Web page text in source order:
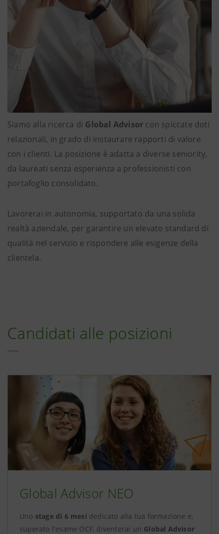
Siamo alla ricerca di Global Advisor con spiccate doti
relazionali, in grado di instaurare rapporti di valore
con i clienti. La posizione è adatta a diverse seniority,
da laureati senza esperienza a professionisti con
portafoglio consolidato.
Lavorerai in autonomia, supportato da una solida
realtà aziendale, per garantire un elevato standard di
qualità nel servizio e rispondere alle esigenze della
clientela.
Candidati alle posizioni
Global Advisor NEO
Uno stage di 6 mesi dedicato alla tua formazione e,
superato l'esame OCF, diventerai un Global Advisor